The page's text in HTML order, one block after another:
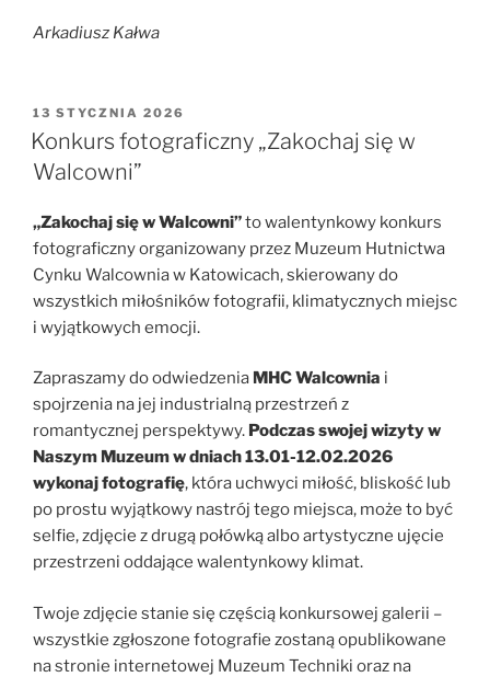
Arkadiusz Kałwa
OPUBLIKOWANE
W
13 STYCZNIA 2026
Konkurs fotograficzny „Zakochaj się w
Walcowni”
„Zakochaj się w Walcowni”to walentynkowy konkurs
fotograficzny organizowany przez Muzeum Hutnictwa
Cynku Walcownia w Katowicach, skierowany do
wszystkich miłośników fotografii, klimatycznych miejsc
i wyjątkowych emocji.
Zapraszamy do odwiedzenia MHC Walcownia i
spojrzenia na jej industrialną przestrzeń z
romantycznej perspektywy. Podczas swojej wizyty w
Naszym Muzeum w dniach 13.01-12.02.2026
wykonaj fotografię, która uchwyci miłość, bliskość lub
po prostu wyjątkowy nastrój tego miejsca, może to być
selfie, zdjęcie z drugą połówką albo artystyczne ujęcie
przestrzeni oddające walentynkowy klimat.
Twoje zdjęcie stanie się częścią konkursowej galerii –
wszystkie zgłoszone fotografie zostaną opublikowane
na stronie internetowej Muzeum Techniki oraz na